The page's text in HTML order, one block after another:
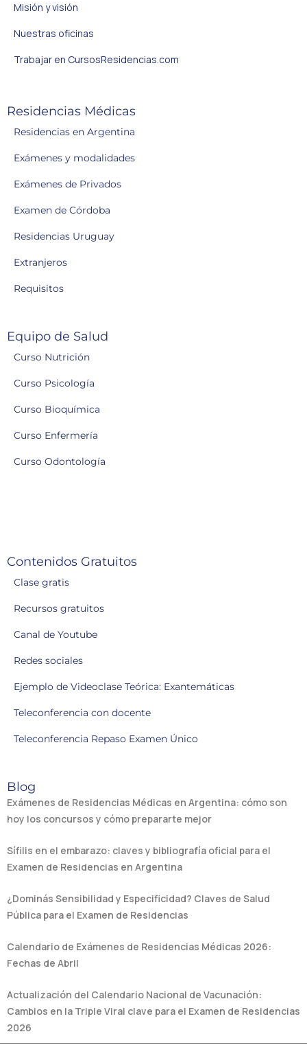
Misión y visión
Nuestras oficinas
Trabajar en CursosResidencias.com
Residencias Médicas
Residencias en Argentina
Exámenes y modalidades
Exámenes de Privados
Examen de Córdoba
Residencias Uruguay
Extranjeros
Requisitos
Equipo de Salud
Curso Nutrición
Curso Psicología
Curso Bioquímica
Curso Enfermería
Curso Odontología
Contenidos Gratuitos
Clase gratis
Recursos gratuitos
Canal de Youtube
Redes sociales
Ejemplo de Videoclase Teórica: Exantemáticas
Teleconferencia con docente
Teleconferencia Repaso Examen Único
Blog
Exámenes de Residencias Médicas en Argentina: cómo son
hoy los concursos y cómo prepararte mejor
Sífilis en el embarazo: claves y bibliografía oficial para el
Examen de Residencias en Argentina
¿Dominás Sensibilidad y Especificidad? Claves de Salud
Pública para el Examen de Residencias
Calendario de Exámenes de Residencias Médicas 2026:
Fechas de Abril
Actualización del Calendario Nacional de Vacunación:
Cambios en la Triple Viral clave para el Examen de Residencias
2026